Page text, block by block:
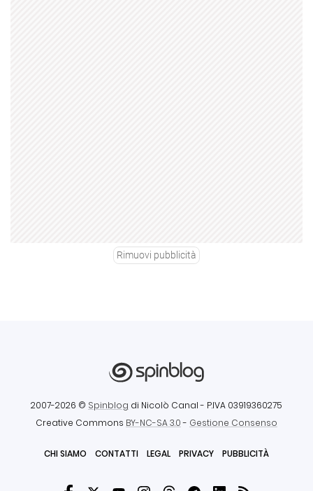
Rimuovi pubblicità
2007-2026 © Spinblog di Nicolò Canal - P.IVA 03919360275
Creative Commons BY-NC-SA 3.0- Gestione Consenso
CHI SIAMO CONTATTI LEGAL PRIVACY PUBBLICITÀ